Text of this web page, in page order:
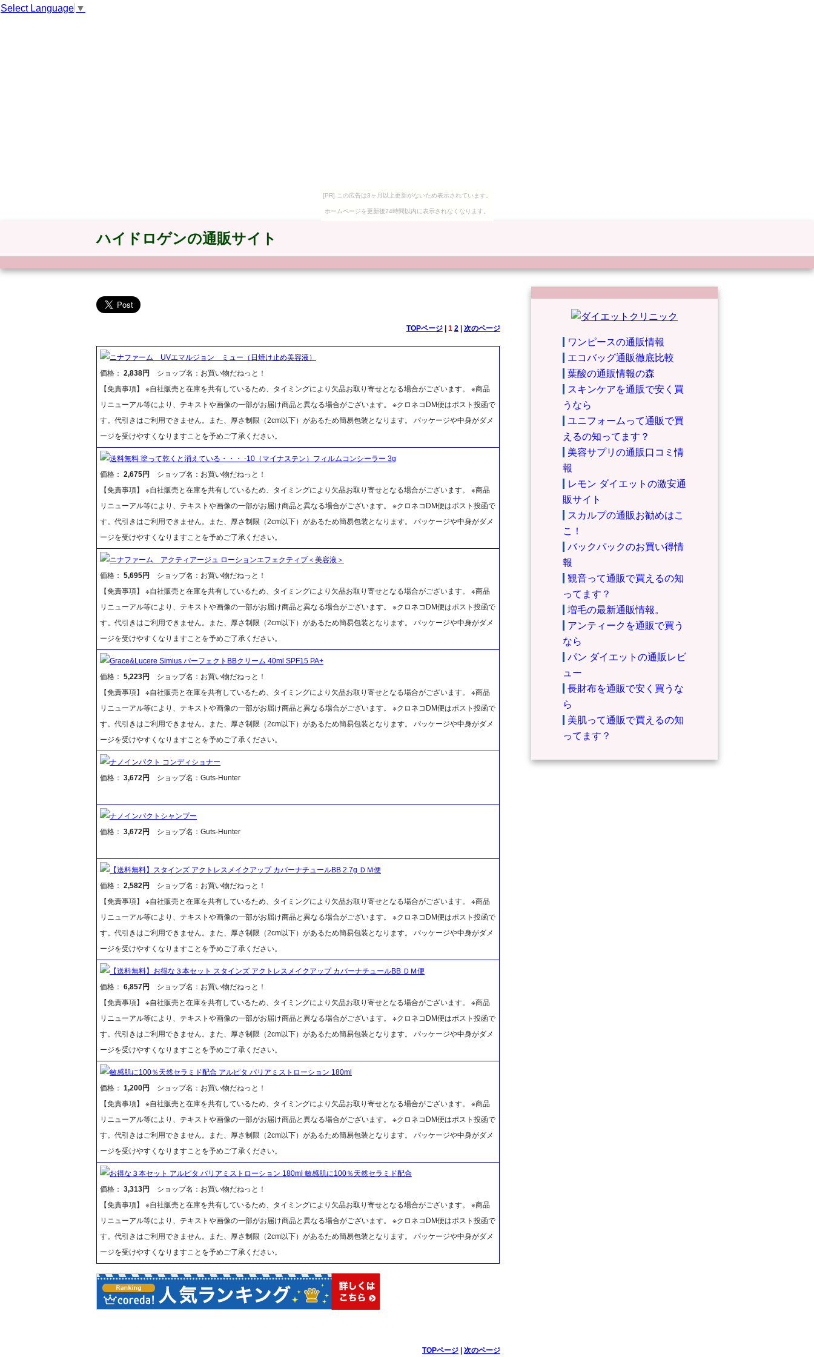
Select Language ▼
[PR] この広告は3ヶ月以上更新がないため表示されています。
ホームページを更新後24時間以内に表示されなくなります。
ハイドロゲンの通販サイト
TOPページ| 1 2| 次のページ
ニナファーム UVエマルジョン ミュー（日焼け止め美容液）
価格： 2,838円
ショップ名：お買い物だねっと！
【免責事項】 ※自社販売と在庫を共有しているため、タイミングにより欠品お取り寄せとなる場合がございます。 ※商品
リニューアル等により、テキストや画像の一部がお届け商品と異なる場合がございます。 ※クロネコDM便はポスト投函で
す。代引きはご利用できません。また、厚さ制限（2cm以下）があるため簡易包装となります。 パッケージや中身がダメ
ージを受けやすくなりますことを予めご了承ください。
送料無料 塗って乾くと消えている・・・ -10（マイナステン）フィルムコンシーラー 3g
価格： 2,675円
ショップ名：お買い物だねっと！
【免責事項】 ※自社販売と在庫を共有しているため、タイミングにより欠品お取り寄せとなる場合がございます。 ※商品
リニューアル等により、テキストや画像の一部がお届け商品と異なる場合がございます。 ※クロネコDM便はポスト投函で
す。代引きはご利用できません。また、厚さ制限（2cm以下）があるため簡易包装となります。 パッケージや中身がダメ
ージを受けやすくなりますことを予めご了承ください。
ニナファーム アクティアージュ ローションエフェクティブ＜美容液＞
価格： 5,695円
ショップ名：お買い物だねっと！
【免責事項】 ※自社販売と在庫を共有しているため、タイミングにより欠品お取り寄せとなる場合がございます。 ※商品
リニューアル等により、テキストや画像の一部がお届け商品と異なる場合がございます。 ※クロネコDM便はポスト投函で
す。代引きはご利用できません。また、厚さ制限（2cm以下）があるため簡易包装となります。 パッケージや中身がダメ
ージを受けやすくなりますことを予めご了承ください。
Grace&Lucere Simius パーフェクトBBクリーム 40ml SPF15 PA+
価格： 5,223円
ショップ名：お買い物だねっと！
【免責事項】 ※自社販売と在庫を共有しているため、タイミングにより欠品お取り寄せとなる場合がございます。 ※商品
リニューアル等により、テキストや画像の一部がお届け商品と異なる場合がございます。 ※クロネコDM便はポスト投函で
す。代引きはご利用できません。また、厚さ制限（2cm以下）があるため簡易包装となります。 パッケージや中身がダメ
ージを受けやすくなりますことを予めご了承ください。
ナノインパクト コンディショナー
価格： 3,672円 ショップ名：Guts-Hunter
ナノインパクトシャンプー
価格： 3,672円 ショップ名：Guts-Hunter
【送料無料】スタインズ アクトレスメイクアップ カバーナチュールBB 2.7g ＤＭ便
価格： 2,582円
ショップ名：お買い物だねっと！
【免責事項】 ※自社販売と在庫を共有しているため、タイミングにより欠品お取り寄せとなる場合がございます。 ※商品
リニューアル等により、テキストや画像の一部がお届け商品と異なる場合がございます。 ※クロネコDM便はポスト投函で
す。代引きはご利用できません。また、厚さ制限（2cm以下）があるため簡易包装となります。 パッケージや中身がダメ
ージを受けやすくなりますことを予めご了承ください。
【送料無料】お得な３本セット スタインズ アクトレスメイクアップ カバーナチュールBB ＤＭ便
価格： 6,857円
ショップ名：お買い物だねっと！
【免責事項】 ※自社販売と在庫を共有しているため、タイミングにより欠品お取り寄せとなる場合がございます。 ※商品
リニューアル等により、テキストや画像の一部がお届け商品と異なる場合がございます。 ※クロネコDM便はポスト投函で
す。代引きはご利用できません。また、厚さ制限（2cm以下）があるため簡易包装となります。 パッケージや中身がダメ
ージを受けやすくなりますことを予めご了承ください。
敏感肌に100％天然セラミド配合 アルピタ バリアミストローション 180ml
価格： 1,200円
ショップ名：お買い物だねっと！
【免責事項】 ※自社販売と在庫を共有しているため、タイミングにより欠品お取り寄せとなる場合がございます。 ※商品
リニューアル等により、テキストや画像の一部がお届け商品と異なる場合がございます。 ※クロネコDM便はポスト投函で
す。代引きはご利用できません。また、厚さ制限（2cm以下）があるため簡易包装となります。 パッケージや中身がダメ
ージを受けやすくなりますことを予めご了承ください。
お得な３本セット アルピタ バリアミストローション 180ml 敏感肌に100％天然セラミド配合
価格： 3,313円
ショップ名：お買い物だねっと！
【免責事項】 ※自社販売と在庫を共有しているため、タイミングにより欠品お取り寄せとなる場合がございます。 ※商品
リニューアル等により、テキストや画像の一部がお届け商品と異なる場合がございます。 ※クロネコDM便はポスト投函で
す。代引きはご利用できません。また、厚さ制限（2cm以下）があるため簡易包装となります。 パッケージや中身がダメ
ージを受けやすくなりますことを予めご了承ください。
TOPページ| 次のページ
ワンピースの通販情報
エコバッグ通販徹底比較
葉酸の通販情報の森
スキンケアを通販で安く買
うなら
ユニフォームって通販で買
えるの知ってます？
美容サプリの通販口コミ情
報
レモン ダイエットの激安通
販サイト
スカルプの通販お勧めはこ
こ！
バックパックのお買い得情
報
観音って通販で買えるの知
ってます？
増毛の最新通販情報。
アンティークを通販で買う
なら
パン ダイエットの通販レビ
ュー
長財布を通販で安く買うな
ら
美肌って通販で買えるの知
ってます？